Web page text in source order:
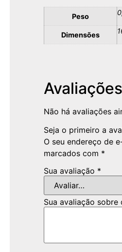
Peso
Dimensões
Avaliações
Não há avaliações
Seja o primeiro a
O seu endereço de
marcados com *
Sua avaliação *
Sua avaliação sobre